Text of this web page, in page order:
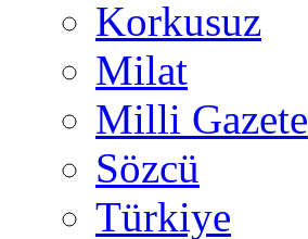
Korkusuz
Milat
Milli Gazete
Sözcü
Türkiye